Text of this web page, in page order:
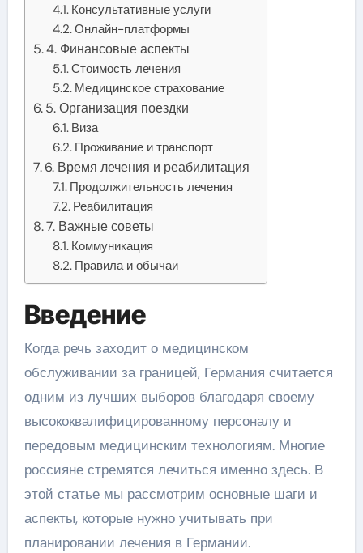
Консультативные услуги
Онлайн-платформы
4. Финансовые аспекты
Стоимость лечения
Медицинское страхование
5. Организация поездки
Виза
Проживание и транспорт
6. Время лечения и реабилитация
Продолжительность лечения
Реабилитация
7. Важные советы
Коммуникация
Правила и обычаи
Введение
Когда речь заходит о медицинском
обслуживании за границей, Германия считается
одним из лучших выборов благодаря своему
высококвалифицированному персоналу и
передовым медицинским технологиям. Многие
россияне стремятся лечиться именно здесь. В
этой статье мы рассмотрим основные шаги и
аспекты, которые нужно учитывать при
планировании лечения в Германии.